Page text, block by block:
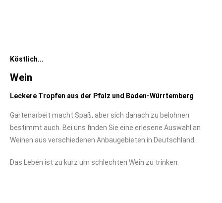
Köstlich...
Wein
Leckere Tropfen aus der Pfalz und Baden-Würrtemberg
Gartenarbeit macht Spaß, aber sich danach zu belohnen
bestimmt auch. Bei uns finden Sie eine erlesene Auswahl an
Weinen aus verschiedenen Anbaugebieten in Deutschland.
Das Leben ist zu kurz um schlechten Wein zu trinken.